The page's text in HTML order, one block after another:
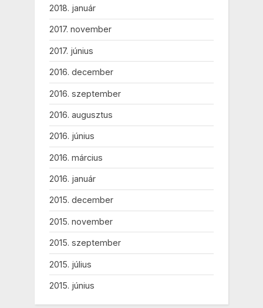
2018. január
2017. november
2017. június
2016. december
2016. szeptember
2016. augusztus
2016. június
2016. március
2016. január
2015. december
2015. november
2015. szeptember
2015. július
2015. június